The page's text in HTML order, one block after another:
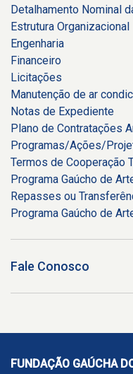
Detalhamento Nominal
Estrutura Organizacional
Engenharia
Financeiro
Licitações
Manutenção de ar
Notas de Expediente
Plano de Contratações
Programas/Ações/
Termos de Cooperação
Programa Gaúcho de
Repasses ou
Programa Gaúcho de
Fale Conosco
FUNDAÇÃO GAÚCHA